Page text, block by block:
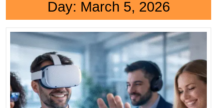
Day: March 5, 2026